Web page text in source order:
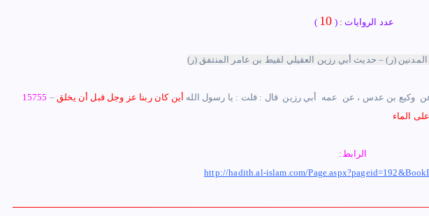
عدد الروايات : ( 10
)
(ر) – حديث أبي رزين العقيلي لقيط بن عامر المنتفق (ر)
15755 عن ‏ ‏وكيع بن عدس ، عن ‏ ‏عمه ‏ ‏أبي رزين ‏ ‏قال : ‏قلت : يا رسول الله أين كان ربنا عز وجل قبل أن يخلق
الرابط:
http://hadith.al-islam.com/